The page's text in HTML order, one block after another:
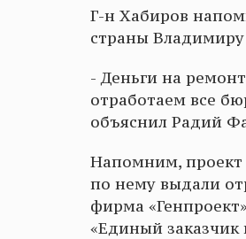
Г-н Хабиров
страны Владимиру
- Деньги на
отработаем все
объяснил Радий
Напомним, проект
по нему выдали
фирма
«Единый заказчик